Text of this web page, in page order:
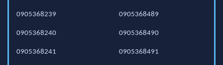
0905368239
0905368240
0905368241
0905368489
0905368490
0905368491